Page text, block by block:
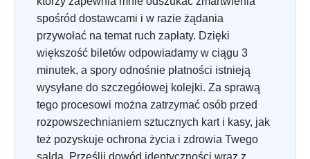
spośród dostawcami i w razie żądania
przywołać na temat ruch zapłaty. Dzięki
większość biletów odpowiadamy w ciągu 3
minutek, a spory odnośnie płatności istnieją
wysyłane do szczegółowej kolejki. Za sprawą
tego procesowi można zatrzymać osób przed
rozpowszechnianiem sztucznych kart i kasy, jak
też pozyskuje ochrona życia i zdrowia Twego